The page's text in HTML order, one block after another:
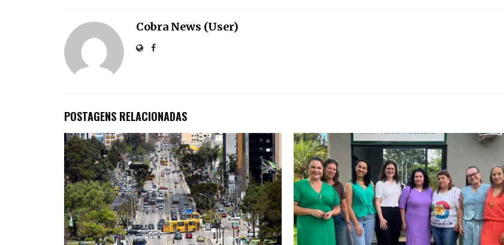
Cobra News (User)
POSTAGENS RELACIONADAS